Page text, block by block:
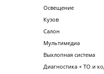
Освещение
Кузов
Салон
Мультимедиа
Выхлопная система
Диагностика + ТО и